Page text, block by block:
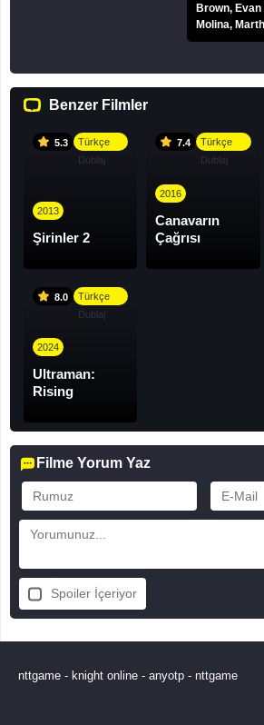
Brown,
Molina,
Benzer Filmler
5.3
Türkçe
Dublaj
2013
Şirinler 2
7.4
Türkçe
Dublaj
2016
Canavarın
Çağrısı
8.0
Türkçe
Dublaj
2024
Ultraman:
Rising
Filme Yorum Yaz
Spoiler İçeriyor
nttgame - knight online - anyotp - nttgame